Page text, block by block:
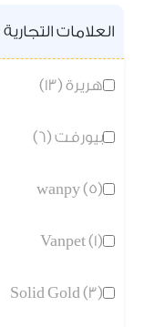
العلامات التجارية
هريرة (13)
بيورفت (6)
wanpy (5)
Vanpet (1)
Solid Gold (3)